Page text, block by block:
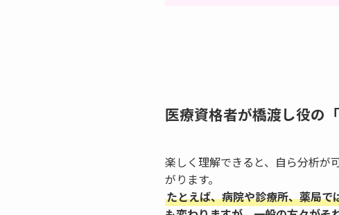
医療資格者が橋渡し役の
楽しく理解できると、自ら分析が
がります。
たとえば、病院や診療所、薬局